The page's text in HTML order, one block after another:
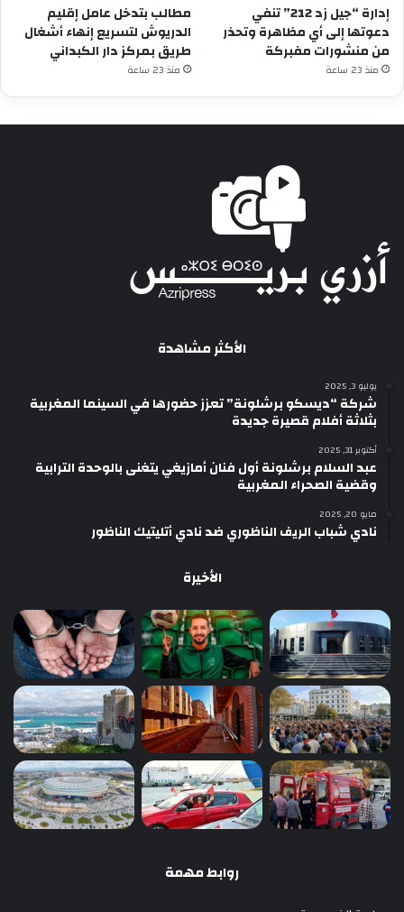
إدارة “جيل زد 212” تنفي
دعوتها إلى أي مظاهرة وتحذر
من منشورات مفبركة
منذ 23 ساعة
مطالب بتدخل عامل إقليم
الدريوش لتسريع إنهاء أشغال
طريق بمركز دار الكبداني
منذ 23 ساعة
الأكثر مشاهدة
يوليو 3, 2025
شركة “ديسكو برشلونة” تعزز حضورها في السينما المغربية
بثلاثة أفلام قصيرة جديدة
أكتوبر 31, 2025
عبد السلام برشلونة أول فنان أمازيغي يتغنى بالوحدة الترابية
وقضية الصحراء المغربية
مايو 20, 2025
نادي شباب الريف الناظوري ضد نادي أتليتيك الناظور
الأخيرة
روابط مهمة